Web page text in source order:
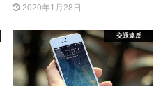
2020年1月28日
交通違反